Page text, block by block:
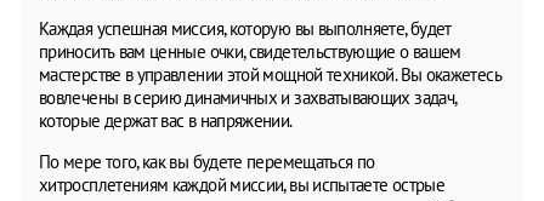
Каждая успешная миссия, которую вы выполняете, будет
приносить вам ценные очки, свидетельствующие о вашем
мастерстве в управлении этой мощной техникой. Вы окажетесь
вовлечены в серию динамичных и захватывающих задач,
которые держат вас в напряжении.
По мере того, как вы будете перемещаться по
хитросплетениям каждой миссии, вы испытаете острые